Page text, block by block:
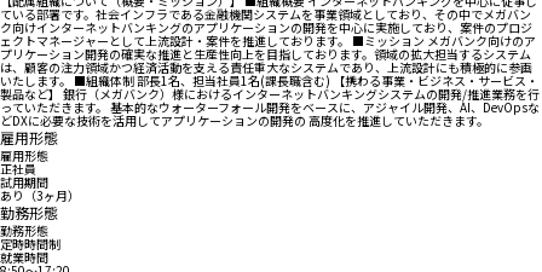
ている部署です。社会インフラである金融機関システムを事業領域としており、その中でメガバン
ク向けインターネットバンキングのアプリケーションの開発を中心に実施しており、案件のプロジ
ェクトマネージャーとして上流設計・案件を推進しております。 ■ミッション メガバンク向けのア
プリケーション開発の確実な推進と生産性向上を目指しております。領域の拡大担当するシステム
は、顧客の注力領域かつ経済活動を支える責任重大なシステムであり、上流設計にも積極的に参画
いたします。 ■組織体制 部長1名、担当社員1名(課長職含む) 【携わる事業・ビジネス・サービス・
製品など】 銀行（メガバンク）様におけるインターネットバンキングシステムの開発/推進業務を行
っていただきます。 基本的なウォーターフォール開発をベースに、アジャイル開発、AI、DevOpsな
どDXに必要な技術を活用してアプリケーションの開発の 高度化を推進していただきます。
雇用形態
雇用形態
正社員
試用期間
あり（3ヶ月）
勤務形態
勤務形態
定時時間制
就業時間